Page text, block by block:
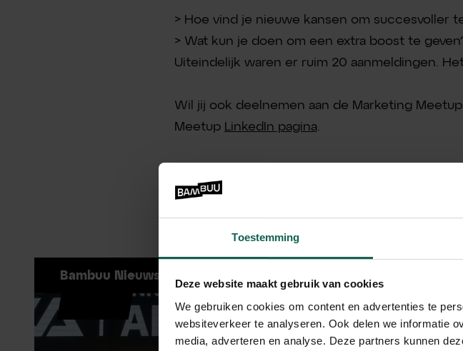
Toestemming
Deze website maakt gebruik van cookies
We gebruiken cookies om content en advertenties te
websiteverkeer te analyseren. Ook delen we informatie
media, adverteren en analyse. Deze partners kunnen
> Hoe vind je nieuwe kansen om succesvoller
> Wat kun je doen om een extra boost te
Uiteindelijk waren er ruim 20 aanmeldingen.
Wil jij ook deelnemen aan de Marketing
Meetup LinkedIn pagina.
Meer blog posts:
Bambuu Nieuws